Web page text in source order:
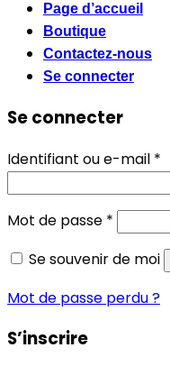
Page d’accueil
Boutique
Contactez-nous
Se connecter
Se connecter
Identifiant ou e-mail *
Mot de passe *
Se souvenir de moi
Mot de passe perdu ?
S’inscrire